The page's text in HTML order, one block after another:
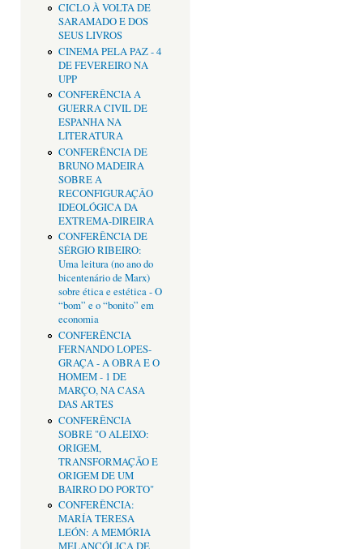
CICLO À VOLTA DE
SARAMADO E DOS
SEUS LIVROS
CINEMA PELA PAZ - 4
DE FEVEREIRO NA
UPP
CONFERÊNCIA A
GUERRA CIVIL DE
ESPANHA NA
LITERATURA
CONFERÊNCIA DE
BRUNO MADEIRA
SOBRE A
RECONFIGURAÇÂO
IDEOLÓGICA DA
EXTREMA-DIREIRA
CONFERÊNCIA DE
SÉRGIO RIBEIRO:
Uma leitura (no ano do
bicentenário de Marx)
sobre ética e estética - O
“bom” e o “bonito” em
economia
CONFERÊNCIA
FERNANDO LOPES-
GRAÇA - A OBRA E O
HOMEM - 1 DE
MARÇO, NA CASA
DAS ARTES
CONFERÊNCIA
SOBRE "O ALEIXO:
ORIGEM,
TRANSFORMAÇÃO E
ORIGEM DE UM
BAIRRO DO PORTO"
CONFERÊNCIA:
MARÍA TERESA
LEÓN: A MEMÓRIA
MELANCÓLICA DE